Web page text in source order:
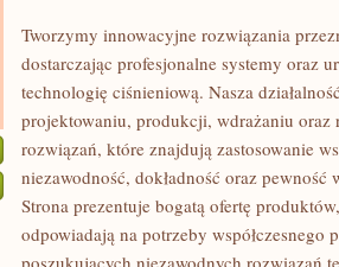
WAS
Tworzymy innowacyjne rozwiązania
dostarczając profesjonalne systemy oraz
technologię ciśnieniową. Nasza
projektowaniu, produkcji, wdrażaniu oraz
rozwiązań, które znajdują zastosowanie
niezawodność, dokładność oraz
Strona prezentuje bogatą ofertę
odpowiadają na potrzeby współczesnego
poszukujących niezawodnych rozwiązań